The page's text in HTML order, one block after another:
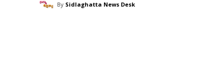
By Sidlaghatta News Desk